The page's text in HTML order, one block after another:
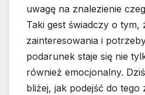
uwagę na znalezienie
Taki gest świadczy o tym,
zainteresowania i
podarunek staje się nie
również emocjonalny.
bliżej, jak podejść do tego